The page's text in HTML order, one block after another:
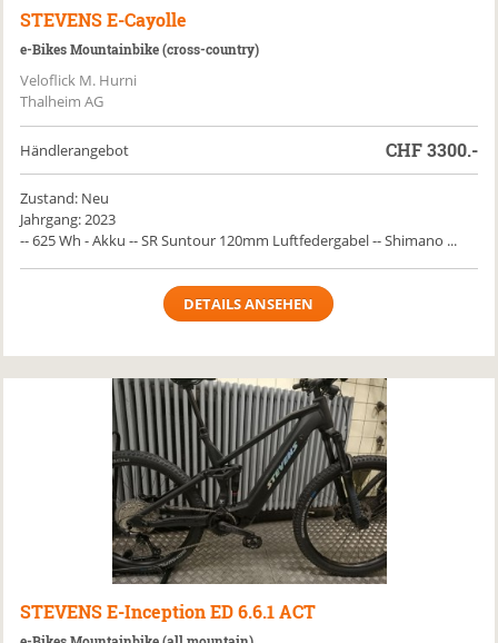
STEVENS E-Cayolle
e-Bikes Mountainbike (cross-country)
Veloflick M. Hurni
Thalheim AG
Händlerangebot CHF3300.-
Zustand: Neu
Jahrgang: 2023
-- 625 Wh - Akku -- SR Suntour 120mm Luftfedergabel -- Shimano ...
DETAILS ANSEHEN
STEVENS E-Inception ED 6.6.1 ACT